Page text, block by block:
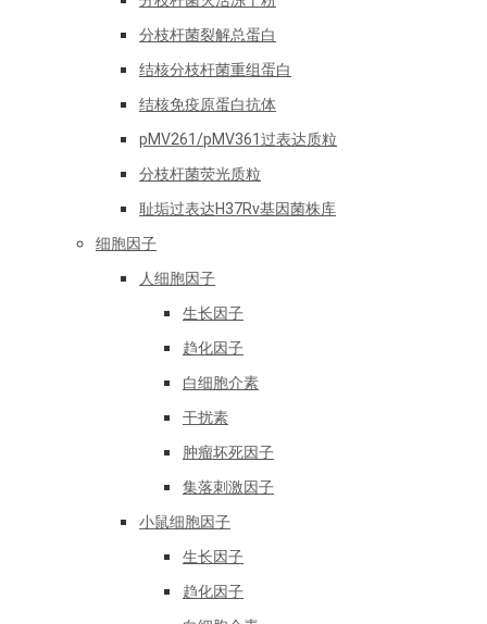
分枝杆菌裂解总蛋白
结核分枝杆菌重组蛋白
结核免疫原蛋白抗体
pMV261/pMV361过表达质粒
分枝杆菌荧光质粒
耻垢过表达H37Rv基因菌株库
细胞因子
人细胞因子
生长因子
趋化因子
白细胞介素
干扰素
肿瘤坏死因子
集落刺激因子
小鼠细胞因子
生长因子
趋化因子